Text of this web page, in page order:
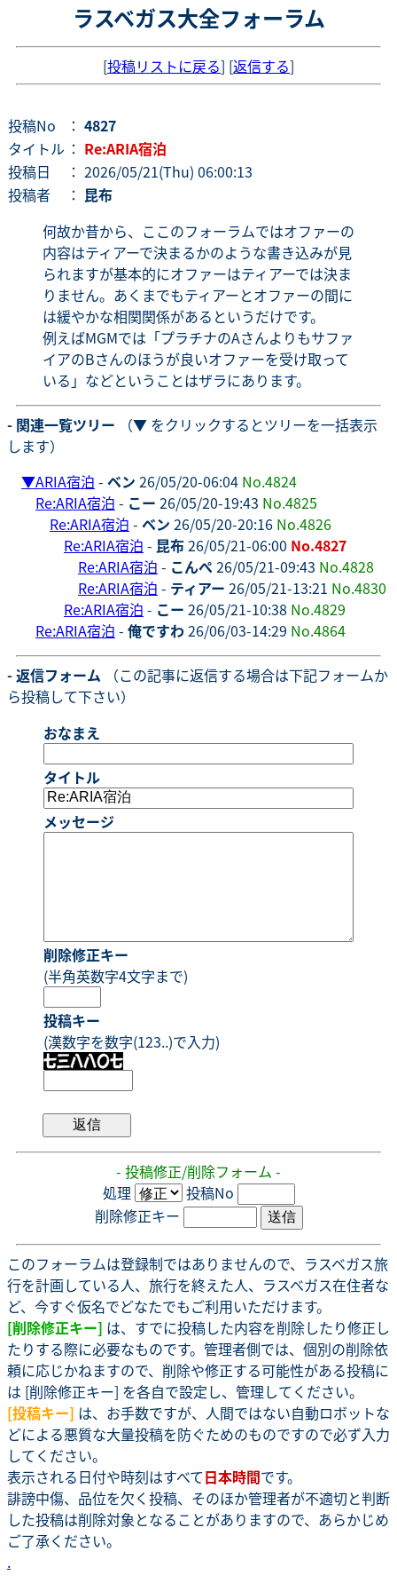
ラスベガス大全フォーラム
[投稿リストに戻る] [返信する]
投稿No ： 4827
タイトル ： Re:ARIA宿泊
投稿日
： 2026/05/21(Thu) 06:00:13
投稿者
： 昆布
何故か昔から、ここのフォーラムではオファーの
内容はティアーで決まるかのような書き込みが見
られますが基本的にオファーはティアーでは決ま
りません。あくまでもティアーとオファーの間に
は緩やかな相関関係があるというだけです。
例えばMGMでは「プラチナのAさんよりもサファ
イアのBさんのほうが良いオファーを受け取って
いる」などということはザラにあります。
- 関連一覧ツリー （▼ をクリックするとツリーを一括表示
します）
▼ARIA宿泊 - ベン 26/05/20-06:04 No.4824
Re:ARIA宿泊 - こー 26/05/20-19:43 No.4825
Re:ARIA宿泊 - ベン 26/05/20-20:16 No.4826
Re:ARIA宿泊 - 昆布26/05/21-06:00 No.4827
Re:ARIA宿泊 - こんぺ26/05/21-09:43 No.4828
Re:ARIA宿泊 - ティアー 26/05/21-13:21 No.4830
Re:ARIA宿泊 - こー 26/05/21-10:38 No.4829
Re:ARIA宿泊 - 俺ですわ 26/06/03-14:29 No.4864
- 返信フォーム （この記事に返信する場合は下記フォームか
ら投稿して下さい）
おなまえ
タイトル
メッセージ
削除修正キー
(半角英数字4文字まで)
投稿キー
(漢数字を数字(123..)で入力)
- 投稿修正/削除フォーム -
処理
投稿No
削除修正キー
このフォーラムは登録制ではありませんので、ラスベガス旅
行を計画している人、旅行を終えた人、ラスベガス在住者な
ど、今すぐ仮名でどなたでもご利用いただけます。
[削除修正キー] は、すでに投稿した内容を削除したり修正し
たりする際に必要なものです。管理者側では、個別の削除依
頼に応じかねますので、削除や修正する可能性がある投稿に
は [削除修正キー] を各自で設定し、管理してください。
[投稿キー] は、お手数ですが、人間ではない自動ロボットな
どによる悪質な大量投稿を防ぐためのものですので必ず入力
してください。
表示される日付や時刻はすべて日本時間です。
誹謗中傷、品位を欠く投稿、そのほか管理者が不適切と判断
した投稿は削除対象となることがありますので、あらかじめ
ご了承ください。
.